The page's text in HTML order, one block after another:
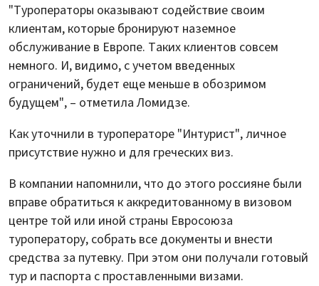
"Туроператоры оказывают содействие своим
клиентам, которые бронируют наземное
обслуживание в Европе. Таких клиентов совсем
немного. И, видимо, с учетом введенных
ограничений, будет еще меньше в обозримом
будущем", – отметила Ломидзе.
Как уточнили в туроператоре "Интурист", личное
присутствие нужно и для греческих виз.
В компании напомнили, что до этого россияне были
вправе обратиться к аккредитованному в визовом
центре той или иной страны Евросоюза
туроператору, собрать все документы и внести
средства за путевку. При этом они получали готовый
тур и паспорта с проставленными визами.